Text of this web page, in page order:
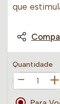
que
Quantidade
+